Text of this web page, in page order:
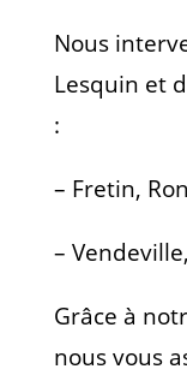
Nous
Lesquin et
:
– Fretin,
– Vendeville,
Grâce à
nous vous